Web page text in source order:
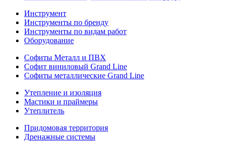
Инструмент
Инструменты по бренду
Инструменты по видам работ
Оборудование
Софиты Металл и ПВХ
Софит виниловый Grand Line
Софиты металлические Grand Line
Утепление и изоляция
Мастики и праймеры
Утеплитель
Придомовая территория
Дренажные системы